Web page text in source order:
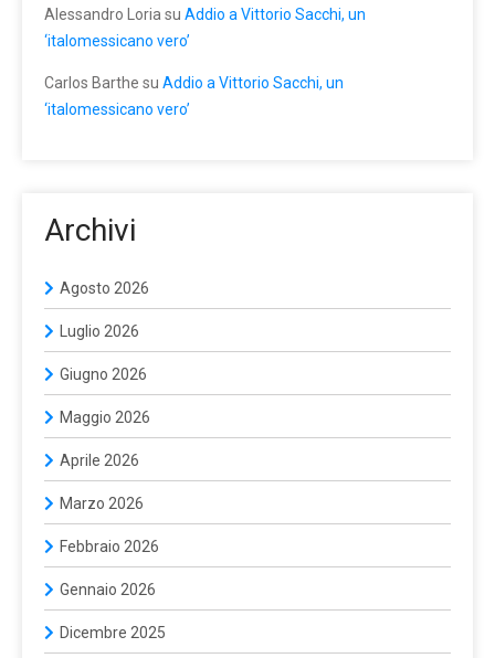
Alessandro Loria su Addio a Vittorio Sacchi, un
‘italomessicano vero’
Carlos Barthe su Addio a Vittorio Sacchi, un
‘italomessicano vero’
Archivi
Agosto 2026
Luglio 2026
Giugno 2026
Maggio 2026
Aprile 2026
Marzo 2026
Febbraio 2026
Gennaio 2026
Dicembre 2025